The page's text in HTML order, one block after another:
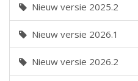
Nieuw versie 2025.2
Nieuw versie 2026.1
Nieuw versie 2026.2